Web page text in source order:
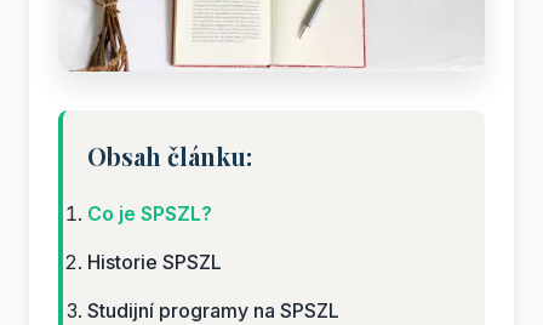
Obsah článku:
Co je SPSZL?
Historie SPSZL
Studijní programy na SPSZL